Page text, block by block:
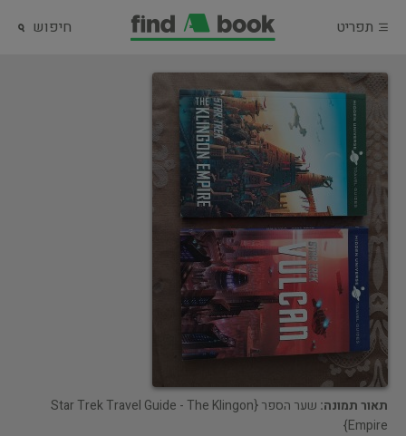
תפריט חיפוש
תאור תמונה:
שער הספר {Star Trek Travel Guide - The Klingon
Empire}